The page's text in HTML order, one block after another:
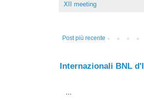
XII meeting
Post più recente
Internazionali BNL
...